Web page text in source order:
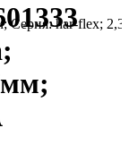
Серия: har-flex;